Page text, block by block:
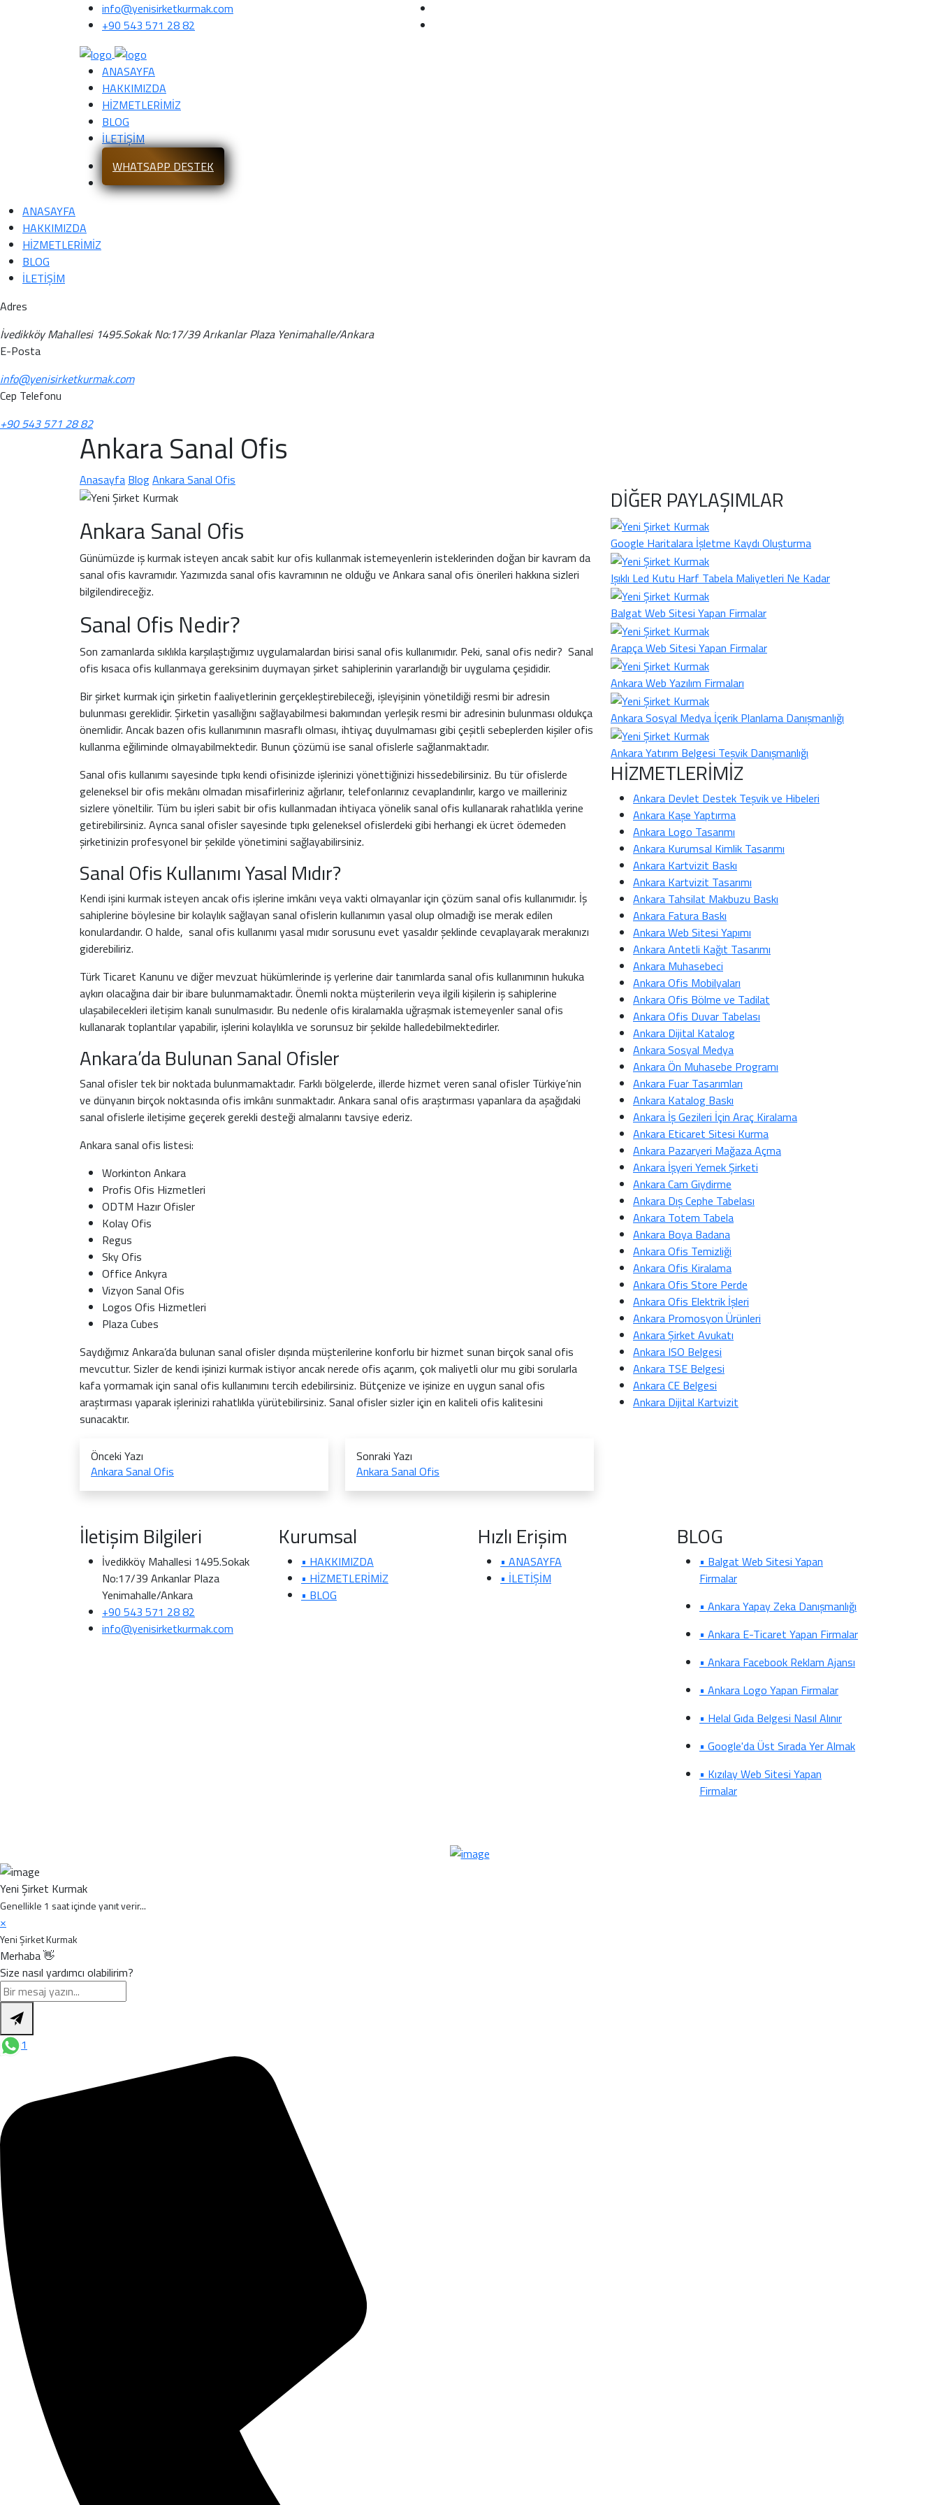
info@yenisirketkurmak.com
+90 543 571 28 82
ANASAYFA
HAKKIMIZDA
HİZMETLERİMİZ
BLOG
İLETİŞİM
WHATSAPP DESTEK
ANASAYFA
HAKKIMIZDA
HİZMETLERİMİZ
BLOG
İLETİŞİM
Adres
İvedikköy Mahallesi 1495.Sokak No:17/39 Arıkanlar Plaza Yenimahalle/Ankara
E-Posta
info@yenisirketkurmak.com
Cep Telefonu
+90 543 571 28 82
Ankara Sanal Ofis
Anasayfa BlogAnkara Sanal Ofis
Ankara Sanal Ofis
Günümüzde iş kurmak isteyen ancak sabit kur ofis kullanmak istemeyenlerin isteklerinden doğan bir kavram da
sanal ofis kavramıdır. Yazımızda sanal ofis kavramının ne olduğu ve Ankara sanal ofis önerileri hakkına sizleri
bilgilendireceğiz.
Sanal Ofis Nedir?
Son zamanlarda sıklıkla karşılaştığımız uygulamalardan birisi sanal ofis kullanımıdır. Peki, sanal ofis nedir? Sanal
ofis kısaca ofis kullanmaya gereksinim duymayan şirket sahiplerinin yararlandığı bir uygulama çeşididir.
Bir şirket kurmak için şirketin faaliyetlerinin gerçekleştirebileceği, işleyişinin yönetildiği resmi bir adresin
bulunması gereklidir. Şirketin yasallığını sağlayabilmesi bakımından yerleşik resmi bir adresinin bulunması oldukça
önemlidir. Ancak bazen ofis kullanımının masraflı olması, ihtiyaç duyulmaması gibi çeşitli sebeplerden kişiler ofis
kullanma eğiliminde olmayabilmektedir. Bunun çözümü ise sanal ofislerle sağlanmaktadır.
Sanal ofis kullanımı sayesinde tıpkı kendi ofisinizde işlerinizi yönettiğinizi hissedebilirsiniz. Bu tür ofislerde
geleneksel bir ofis mekânı olmadan misafirleriniz ağırlanır, telefonlarınız cevaplandırılır, kargo ve mailleriniz
sizlere yöneltilir. Tüm bu işleri sabit bir ofis kullanmadan ihtiyaca yönelik sanal ofis kullanarak rahatlıkla yerine
getirebilirsiniz. Ayrıca sanal ofisler sayesinde tıpkı geleneksel ofislerdeki gibi herhangi ek ücret ödemeden
şirketinizin profesyonel bir şekilde yönetimini sağlayabilirsiniz.
Sanal Ofis Kullanımı Yasal Mıdır?
Kendi işini kurmak isteyen ancak ofis işlerine imkânı veya vakti olmayanlar için çözüm sanal ofis kullanımıdır. İş
sahiplerine böylesine bir kolaylık sağlayan sanal ofislerin kullanımın yasal olup olmadığı ise merak edilen
konulardandır. O halde, sanal ofis kullanımı yasal mıdır sorusunu evet yasaldır şeklinde cevaplayarak merakınızı
giderebiliriz.
Türk Ticaret Kanunu ve diğer mevzuat hükümlerinde iş yerlerine dair tanımlarda sanal ofis kullanımının hukuka
aykırı olacağına dair bir ibare bulunmamaktadır. Önemli nokta müşterilerin veya ilgili kişilerin iş sahiplerine
ulaşabilecekleri iletişim kanalı sunulmasıdır. Bu nedenle ofis kiralamakla uğraşmak istemeyenler sanal ofis
kullanarak toplantılar yapabilir, işlerini kolaylıkla ve sorunsuz bir şekilde halledebilmektedirler.
Ankara’da Bulunan Sanal Ofisler
Sanal ofisler tek bir noktada bulunmamaktadır. Farklı bölgelerde, illerde hizmet veren sanal ofisler Türkiye’nin
ve dünyanın birçok noktasında ofis imkânı sunmaktadır. Ankara sanal ofis araştırması yapanlara da aşağıdaki
sanal ofislerle iletişime geçerek gerekli desteği almalarını tavsiye ederiz.
Ankara sanal ofis listesi:
Workinton Ankara
Profis Ofis Hizmetleri
ODTM Hazır Ofisler
Kolay Ofis
Regus
Sky Ofis
Office Ankyra
Vizyon Sanal Ofis
Logos Ofis Hizmetleri
Plaza Cubes
Saydığımız Ankara’da bulunan sanal ofisler dışında müşterilerine konforlu bir hizmet sunan birçok sanal ofis
mevcuttur. Sizler de kendi işinizi kurmak istiyor ancak nerede ofis açarım, çok maliyetli olur mu gibi sorularla
kafa yormamak için sanal ofis kullanımını tercih edebilirsiniz. Bütçenize ve işinize en uygun sanal ofis
araştırması yaparak işlerinizi rahatlıkla yürütebilirsiniz. Sanal ofisler sizler için en kaliteli ofis kalitesini
sunacaktır.
Önceki Yazı
Ankara Sanal Ofis
Sonraki Yazı
Ankara Sanal Ofis
DİĞER PAYLAŞIMLAR
Google Haritalara İşletme Kaydı Oluşturma
Işıklı Led Kutu Harf Tabela Maliyetleri Ne Kadar
Balgat Web Sitesi Yapan Firmalar
Arapça Web Sitesi Yapan Firmalar
Ankara Web Yazılım Firmaları
Ankara Sosyal Medya İçerik Planlama Danışmanlığı
Ankara Yatırım Belgesi Teşvik Danışmanlığı
HİZMETLERİMİZ
Ankara Devlet Destek Teşvik ve Hibeleri
Ankara Kaşe Yaptırma
Ankara Logo Tasarımı
Ankara Kurumsal Kimlik Tasarımı
Ankara Kartvizit Baskı
Ankara Kartvizit Tasarımı
Ankara Tahsilat Makbuzu Baskı
Ankara Fatura Baskı
Ankara Web Sitesi Yapımı
Ankara Antetli Kağıt Tasarımı
Ankara Muhasebeci
Ankara Ofis Mobilyaları
Ankara Ofis Bölme ve Tadilat
Ankara Ofis Duvar Tabelası
Ankara Dijital Katalog
Ankara Sosyal Medya
Ankara Ön Muhasebe Programı
Ankara Fuar Tasarımları
Ankara Katalog Baskı
Ankara İş Gezileri İçin Araç Kiralama
Ankara Eticaret Sitesi Kurma
Ankara Pazaryeri Mağaza Açma
Ankara İşyeri Yemek Şirketi
Ankara Cam Giydirme
Ankara Dış Cephe Tabelası
Ankara Totem Tabela
Ankara Boya Badana
Ankara Ofis Temizliği
Ankara Ofis Kiralama
Ankara Ofis Store Perde
Ankara Ofis Elektrik İşleri
Ankara Promosyon Ürünleri
Ankara Şirket Avukatı
Ankara ISO Belgesi
Ankara TSE Belgesi
Ankara CE Belgesi
Ankara Dijital Kartvizit
İletişim Bilgileri
İvedikköy Mahallesi 1495.Sokak
No:17/39 Arıkanlar Plaza
Yenimahalle/Ankara
+90 543 571 28 82
info@yenisirketkurmak.com
Kurumsal
• HAKKIMIZDA
• HİZMETLERİMİZ
• BLOG
Hızlı Erişim
• ANASAYFA
• İLETİŞİM
BLOG
• Balgat Web Sitesi Yapan
Firmalar
• Ankara Yapay Zeka Danışmanlığı
• Ankara E-Ticaret Yapan Firmalar
• Ankara Facebook Reklam Ajansı
• Ankara Logo Yapan Firmalar
• Helal Gıda Belgesi Nasıl Alınır
• Google'da Üst Sırada Yer Almak
• Kızılay Web Sitesi Yapan
Firmalar
Yeni Şirket Kurmak
Genellikle 1 saat içinde yanıt verir...
×
Yeni Şirket Kurmak
Merhaba 👋
Size nasıl yardımcı olabilirim?
1